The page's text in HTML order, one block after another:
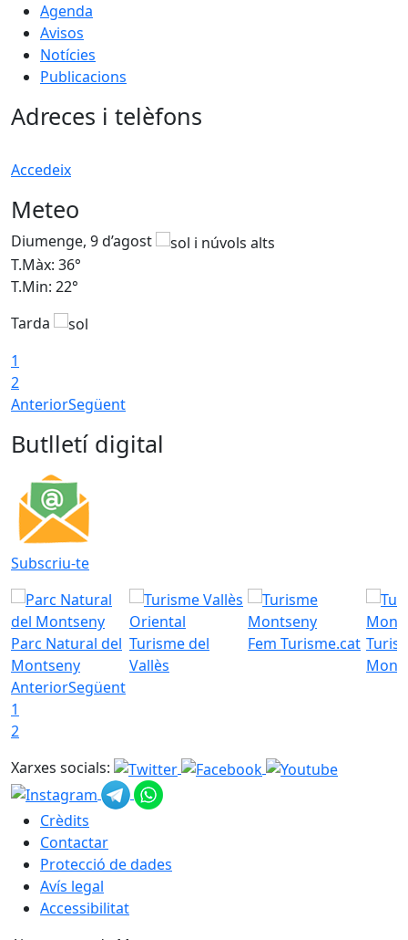
Agenda
Avisos
Notícies
Publicacions
Adreces i telèfons
Accedeix
Meteo
Diumenge, 9 d’agost
T.Màx: 36°
T.Min: 22°
Tarda
1
2
AnteriorSegüent
Butlletí digital
Subscriu-te
Parc Natural del
Montseny
Turisme del
Vallès
Fem Turisme.cat
AnteriorSegüent
1
2
Xarxes socials:
Crèdits
Contactar
Protecció de dades
Avís legal
Accessibilitat